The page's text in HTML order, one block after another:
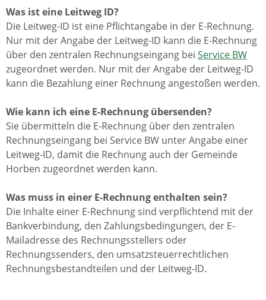
Was ist eine Leitweg ID?
Die Leitweg-ID ist eine Pflichtangabe in der E-Rechnung.
Nur mit der Angabe der Leitweg-ID kann die E-Rechnung
über den zentralen Rechnungseingang bei Service BW
zugeordnet werden. Nur mit der Angabe der Leitweg-ID
kann die Bezahlung einer Rechnung angestoßen werden.
Wie kann ich eine E-Rechnung übersenden?
Sie übermitteln die E-Rechnung über den zentralen
Rechnungseingang bei Service BW unter Angabe einer
Leitweg-ID, damit die Rechnung auch der Gemeinde
Horben zugeordnet werden kann.
Was muss in einer E-Rechnung enthalten sein?
Die Inhalte einer E-Rechnung sind verpflichtend mit der
Bankverbindung, den Zahlungsbedingungen, der E-
Mailadresse des Rechnungsstellers oder
Rechnungssenders, den umsatzsteuerrechtlichen
Rechnungsbestandteilen und der Leitweg-ID.